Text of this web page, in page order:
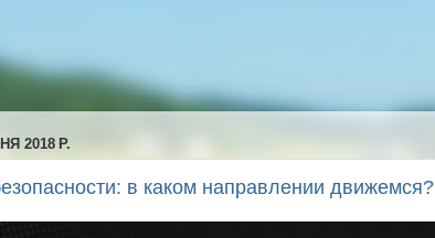
2018 Р.
в каком направлении движемся?